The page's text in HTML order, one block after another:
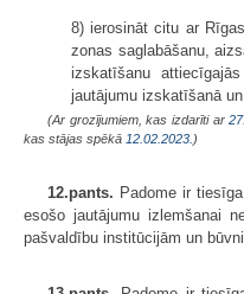
8) ierosināt citu ar
zonas saglabāšanu,
izskatīšanu
jautājumu izskatīšanā
(Ar grozījumiem, kas izdarīti ar
kas stājas spēkā 12.02.2023. )
12.pants. Padome ir
esošo jautājumu izlemšanai
pašvaldību institūcijām un